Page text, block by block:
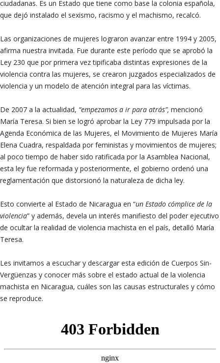
ciudadanas. Es un Estado que tiene como base la colonia española,
que dejó instalado el sexismo, racismo y el machismo, recalcó.
Las organizaciones de mujeres lograron avanzar entre 1994 y 2005,
afirma nuestra invitada. Fue durante este período que se aprobó la
Ley 230 que por primera vez tipificaba distintas expresiones de la
violencia contra las mujeres, se crearon juzgados especializados de
violencia y un modelo de atención integral para las víctimas.
De 2007 a la actualidad, “empezamos a ir para atrás”, mencionó
María Teresa. Si bien se logró aprobar la Ley 779 impulsada por la
Agenda Económica de las Mujeres, el Movimiento de Mujeres María
Elena Cuadra, respaldada por feministas y movimientos de mujeres;
al poco tiempo de haber sido ratificada por la Asamblea Nacional,
esta ley fue reformada y posteriormente, el gobierno ordenó una
reglamentación que distorsionó la naturaleza de dicha ley.
Esto convierte al Estado de Nicaragua en “un Estado cómplice de la
violencia” y además, devela un interés manifiesto del poder ejecutivo
de ocultar la realidad de violencia machista en el país, detalló María
Teresa.
Les invitamos a escuchar y descargar esta edición de Cuerpos Sin-
Vergüenzas y conocer más sobre el estado actual de la violencia
machista en Nicaragua, cuáles son las causas estructurales y cómo
se reproduce.